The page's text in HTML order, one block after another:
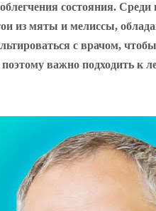
состояния.
из мяты и мелиссы,
с врачом,
важно подходить к